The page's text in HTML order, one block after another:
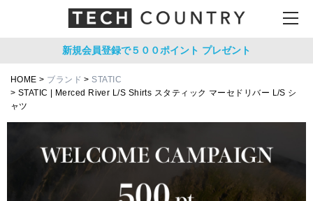
新規会員登録で５００ポイント プレゼント
HOME ブランド
STATIC
STATIC | Merced River L/S Shirts スタティック マーセドリバー L/S シ
ャツ